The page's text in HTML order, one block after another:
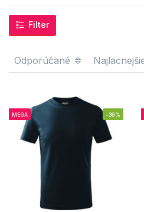
Filter
Odporúčané
MEGA -36%